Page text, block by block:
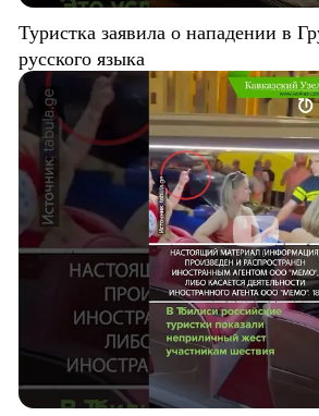
Туристка заявила о нападении в
русского языка